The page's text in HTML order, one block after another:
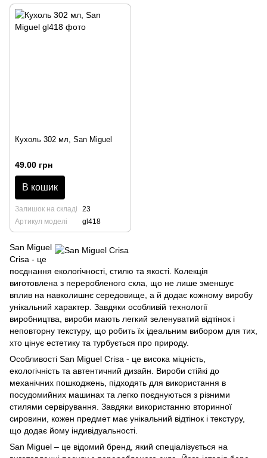
Кухоль 302 мл, San Miguel
49.00 грн
В кошик
Залишок на складі
23
Артикул моделі
gl418
San Miguel
Crisa - це
поєднання екологічності, стилю та якості. Колекція
виготовлена з переробленого скла, що не лише зменшує
вплив на навколишнє середовище, а й додає кожному виробу
унікальний характер. Завдяки особливій технології
виробництва, вироби мають легкий зеленуватий відтінок і
неповторну текстуру, що робить їх ідеальним вибором для тих,
хто цінує естетику та турбується про природу.
Особливості San Miguel Crisa - це висока міцність,
екологічність та автентичний дизайн. Вироби стійкі до
механічних пошкоджень, підходять для використання в
посудомийних машинах та легко поєднуються з різними
стилями сервірування. Завдяки використанню вторинної
сировини, кожен предмет має унікальний відтінок і текстуру,
що додає йому індивідуальності.
San Miguel – це відомий бренд, який спеціалізується на